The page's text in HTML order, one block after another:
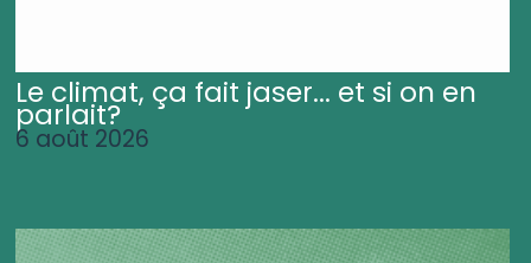
Le climat, ça fait jaser... et si on en
parlait?
6 août 2026